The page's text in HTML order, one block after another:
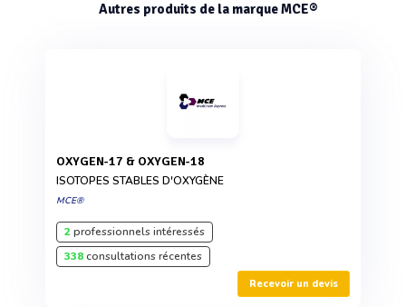
Autres produits de la marque MCE®
OXYGEN-17 & OXYGEN-18
ISOTOPES STABLES D'OXYGÈNE
MCE®
2professionnels intéressés
338consultations récentes
Recevoir un devis